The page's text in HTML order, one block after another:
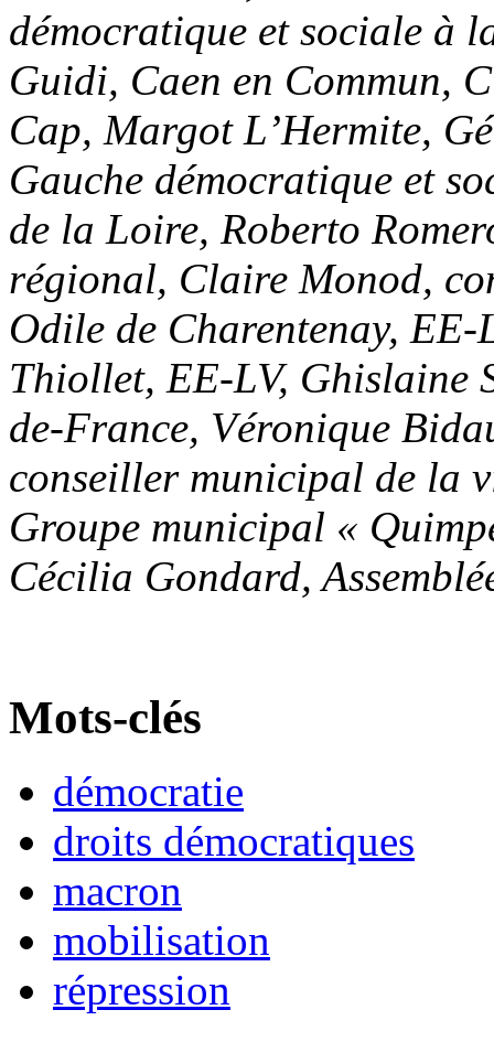
démocratique et sociale à
Guidi, Caen en Commun,
Cap, Margot L’Hermite,
Gauche démocratique et
de la Loire, Roberto
régional, Claire Monod,
Odile de Charentenay,
Thiollet, EE-LV, Ghislaine
de-France, Véronique
conseiller municipal de la
Groupe municipal «
Cécilia Gondard,
Mots-clés
démocratie
droits démocratiques
macron
mobilisation
répression